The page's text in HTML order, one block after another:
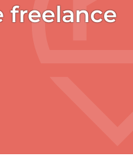
freelance